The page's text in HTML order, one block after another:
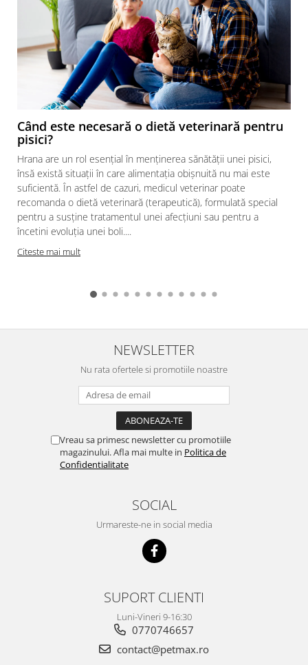
Când este necesară o dietă veterinară pentru
pisici?
Hrana are un rol esențial în menținerea sănătății unei pisici,
însă există situații în care alimentația obișnuită nu mai este
suficientă. În astfel de cazuri, medicul veterinar poate
recomanda o dietă veterinară (terapeutică), formulată special
pentru a susține tratamentul unei afecțiuni sau pentru a
încetini evoluția unei boli....
Citeste mai mult
NEWSLETTER
Nu rata ofertele si promotiile noastre
Vreau sa primesc newsletter cu promotiile
magazinului. Afla mai multe in Politica de
Confidentialitate
SOCIAL
Urmareste-ne in social media
SUPORT CLIENTI
Luni-Vineri 9-16:30
0770746657
contact@petmax.ro